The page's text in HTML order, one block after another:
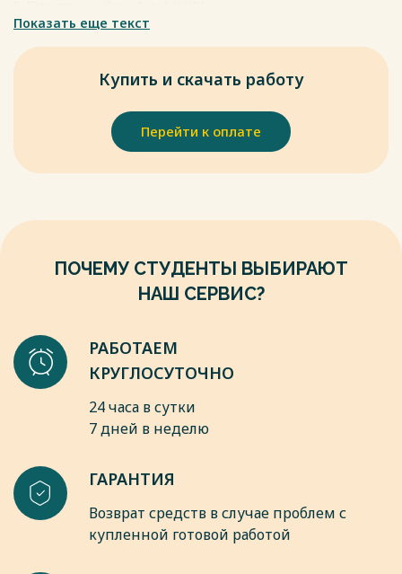
https://lpgenerator.ru/blog/2015/06/08/chto-takoe-pr-v-
sovremennom- internete/
6. [Электронный рес?урс] // URL: http://www.e-
reading.mobi/bookreader.php/100267/Mishina_-
7. [Электронный рес?урс] // URL:
https://cyberleninka.ru/article/n/svyazi-s- obschestvennostyu-
tseli-i-tehnologii
8. [Электронный рес?урс] // URL:https://pr-
Показать еще текст
Купить и скачать работу
Перейти к оплате
ПОЧЕМУ СТУДЕНТЫ ВЫБИРАЮТ
НАШ СЕРВИС?
РАБОТАЕМ
КРУГЛОСУТОЧНО
24 часа в сутки
7 дней в неделю
ГАРАНТИЯ
Возврат средств в случае проблем с
купленной готовой работой